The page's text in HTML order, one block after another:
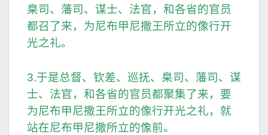
臬司、藩司、谋士、法官，和各省的官员
都召了来，为尼布甲尼撒王所立的像行开
光之礼。
3.于是总督、钦差、巡抚、臬司、藩司、谋
士、法官，和各省的官员都聚集了来，要
为尼布甲尼撒王所立的像行开光之礼，就
站在尼布甲尼撒所立的像前。